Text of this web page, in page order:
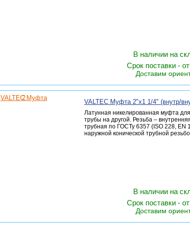
В наличии на
Срок поставки -
Доставим
VALTEC Муфта 2"х1 1/4" (внутр/
Латунная никелированная муфта
трубы на другой. Резьба –
трубная по ГОСТу 6357 (ISO 228, EN
наружной конической трубной
В наличии на
Срок поставки -
Доставим